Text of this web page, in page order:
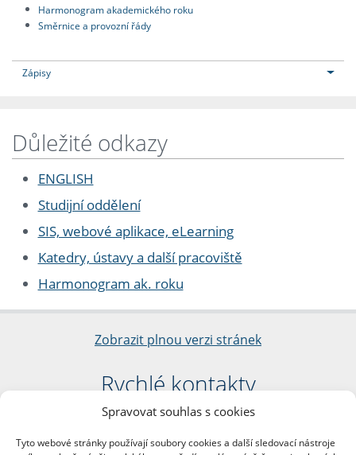
Spravovat souhlas s cookies
Tyto webové stránky používají soubory cookies a další sledovací nástroje
Harmonogram akademického roku
Směrnice a provozní řády
Zápisy
Důležité odkazy
ENGLISH
Studijní oddělení
SIS, webové aplikace, eLearning
Katedry, ústavy a další pracoviště
Harmonogram ak. roku
Zobrazit plnou verzi stránek
Rychlé kontakty
Filozofická fakulta
nám. Jana Palacha 1/2